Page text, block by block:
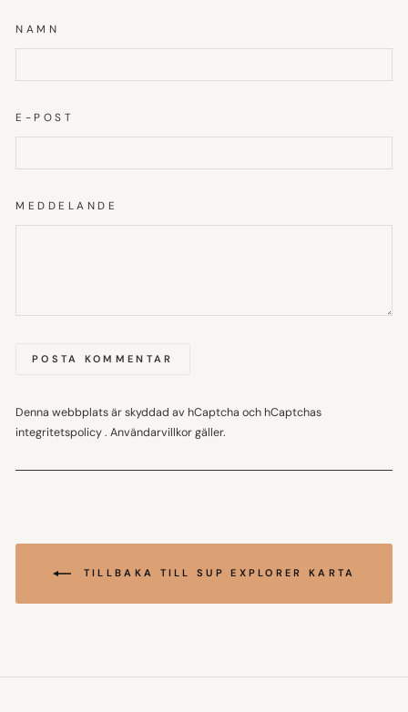
NAMN
E-POST
MEDDELANDE
POSTA KOMMENTAR
Denna webbplats är skyddad av hCaptcha och hCaptchas
integritetspolicy. Användarvillkorgäller.
TILLBAKA TILL SUP EXPLORER KARTA